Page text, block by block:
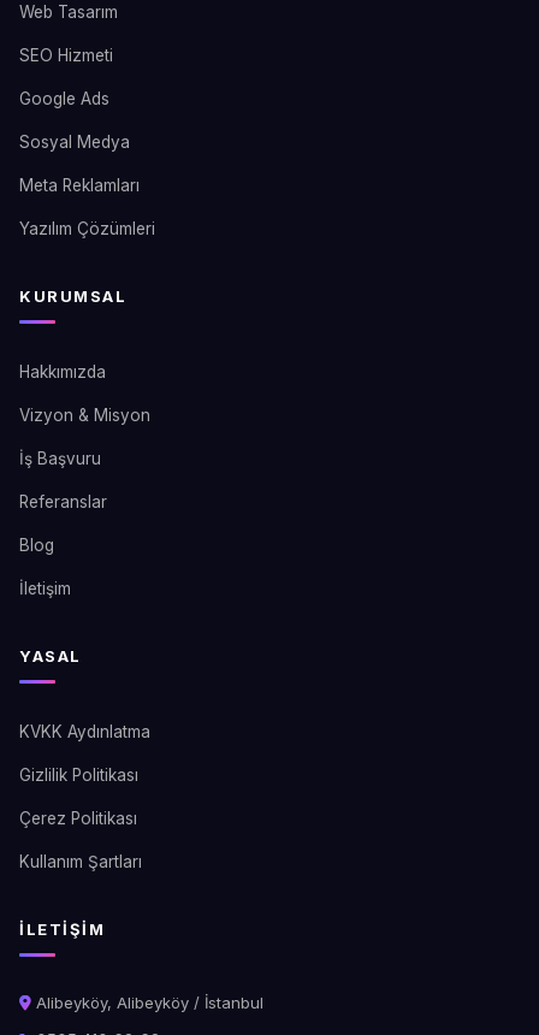
Web Tasarım
SEO Hizmeti
Google Ads
Sosyal Medya
Meta Reklamları
Yazılım Çözümleri
KURUMSAL
Hakkımızda
Vizyon & Misyon
İş Başvuru
Referanslar
Blog
İletişim
YASAL
KVKK Aydınlatma
Gizlilik Politikası
Çerez Politikası
Kullanım Şartları
İLETIŞIM
Alibeyköy, Alibeyköy / İstanbul